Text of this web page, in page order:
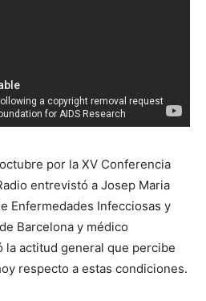
por la XV Conferencia
entrevistó a Josep Maria
Enfermedades Infecciosas y
Barcelona y médico
actitud general que percibe
respecto a estas condiciones.